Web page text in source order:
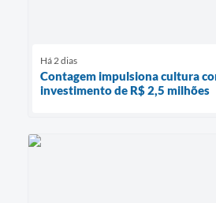
Há 2 dias
Contagem impulsiona cultura
investimento de R$ 2,5 milhões